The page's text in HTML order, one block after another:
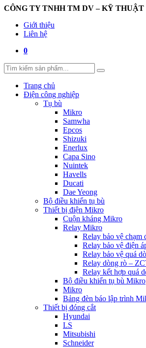
CÔNG TY TNHH TM DV – KỸ
Giới thiệu
Liên hệ
0
Trang chủ
Điện công nghiệp
Tụ bù
Mikro
Samwha
Epcos
Shizuki
Enerlux
Capa Sino
Nuintek
Havells
Ducati
Dae Yeong
Bộ điều khiển tụ bù
Thiết bị điện Mikro
Cuộn kháng Mikro
Relay Mikro
Relay bảo vệ chạm
Relay bảo vệ điện
Relay bảo vệ quá
Relay dòng rò –
Relay kết hợp quá
Bộ điều khiển tụ bù Mikro
Mikro
Bảng đèn báo lập trình
Thiết bị đóng cắt
Hyundai
LS
Mitsubishi
Schneider